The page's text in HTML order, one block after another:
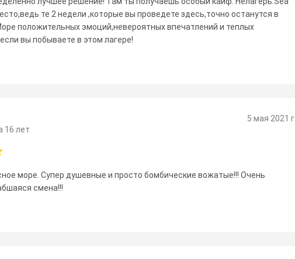
те 2 недели ,которые вы проведете здесь,точно останутся в
положительных эмоций,невероятных впечатлений и теплых
вы побываете в этом лагере!
5 мая 2021 г.
16 лет
море. Супер душевные и просто бомбические вожатые!!! Очень
смена!!!